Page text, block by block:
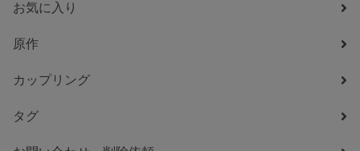
お気に入り
原作
カップリング
タグ